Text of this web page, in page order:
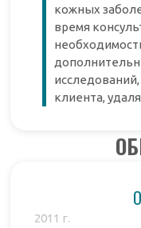
кожных
время
клиента,
2011 г.